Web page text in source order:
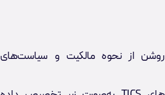
از نحوه مالکیت و سیاست‌های